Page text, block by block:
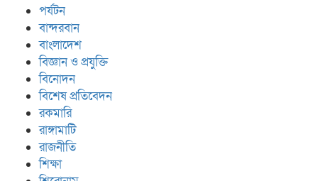
পর্যটন
বান্দরবান
বাংলাদেশ
বিজ্ঞান ও প্রযুক্তি
বিনোদন
বিশেষ প্রতিবেদন
রকমারি
রাঙ্গামাটি
রাজনীতি
শিক্ষা